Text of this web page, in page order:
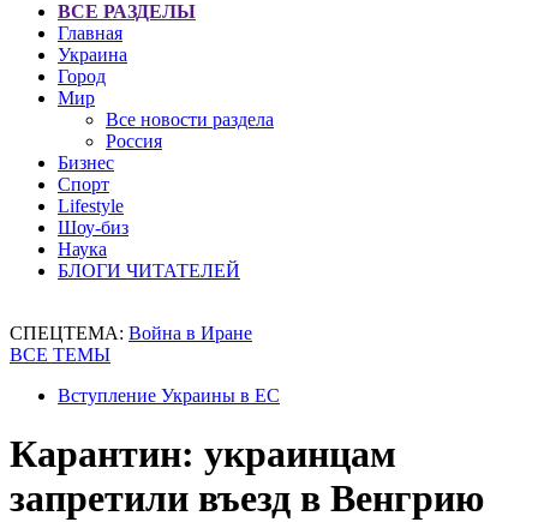
ВСЕ РАЗДЕЛЫ
Главная
Украина
Город
Мир
Все новости раздела
Россия
Бизнес
Спорт
Lifestyle
Шоу-биз
Наука
БЛОГИ ЧИТАТЕЛЕЙ
СПЕЦТЕМА: Война в Иране
ВСЕ ТЕМЫ
Вступление Украины в ЕС
Карантин: украинцам
запретили въезд в Венгрию